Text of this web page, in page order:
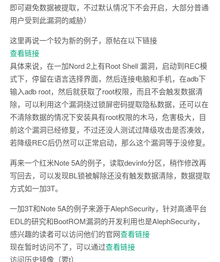
即可避免数据被提取，不过默认情况下不会开启，大部分普通
用户受到此漏洞的威胁）
这里再说一个较为新的例子，原帖在以下链接
查看链接
具体来说，在一加Nord 2上有Root Shell 漏洞，启动到REC模
式下，停留在语言选择界面，然后连接电脑和手机，在adb下
输入adb root，然后就获取了root权限，而且不会触发数据清
除，可以利用这个漏洞绕过锁屏密码提取隐私数据，还可以在
不清除数据的情况下安装具有root权限的木马，危害极大，目
前这个漏洞已经修复，不过还没人测试过降级攻击是否凑效，
若降级REC后仍然可以正常启动，那么这个漏洞等于没修复。
再来一个红米Note 5A的例子，读取devinfo分区，稍作修改再
写回去，可以发现BL锁被解除还没有触发数据清除，数据提取
方式如一加3T。
一加3T和Note 5A的例子来源于AlephSecurity，针对高通平台
EDL的研究和BootROM漏洞的开发利用也是AlephSecurity，
感兴趣的读者可以访问他们的官网查看链接
现在暂时访问不了，可以通过查看链接
访问历史镜像（要t）